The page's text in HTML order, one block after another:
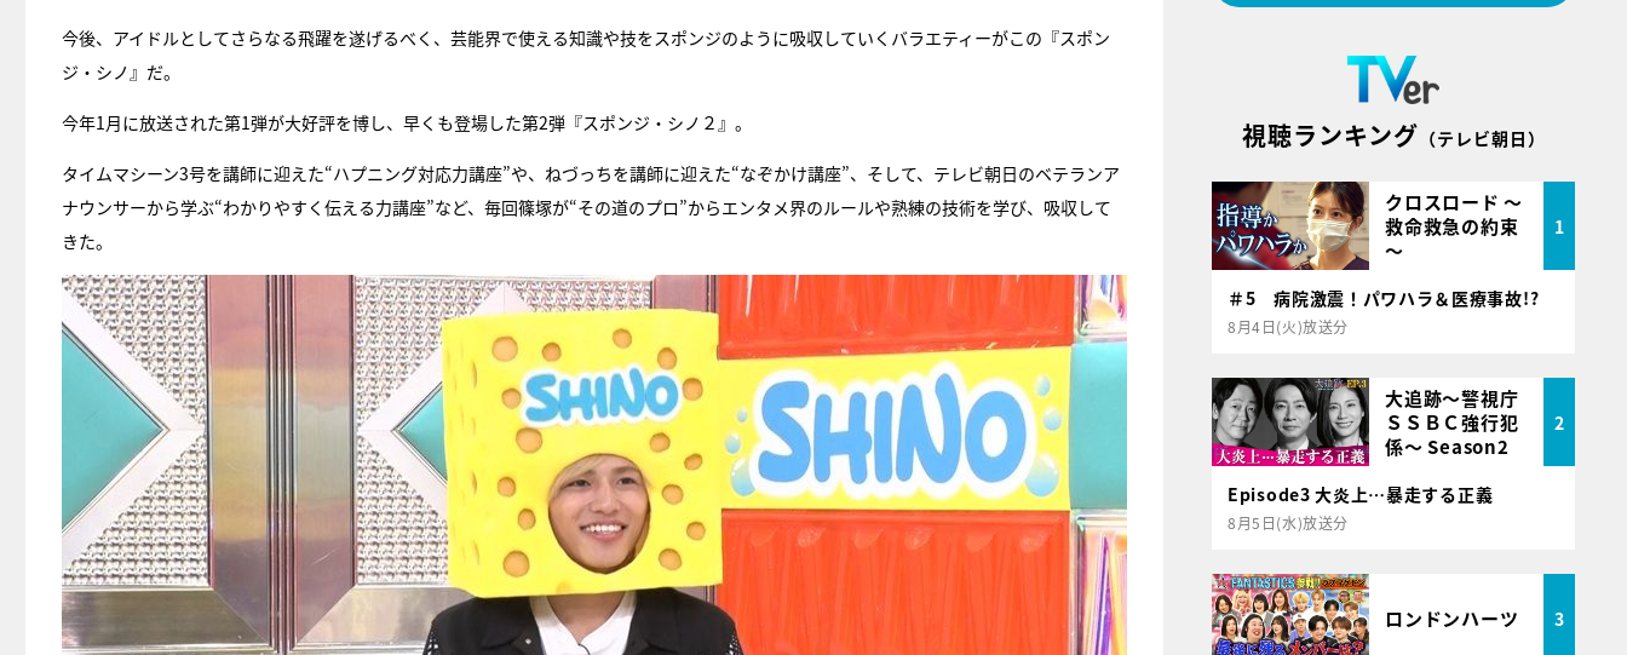
今後、アイドルとしてさらなる飛躍を遂げるべく、芸能界で使える知識や技をスポンジのように吸収していくバラエティーがこの『スポン
ジ・シノ』だ。
今年1月に放送された第1弾が大好評を博し、早くも登場した第2弾『スポンジ・シノ２』。
タイムマシーン3号を講師に迎えた“ハプニング対応力講座”や、ねづっちを講師に迎えた“なぞかけ講座”、そして、テレビ朝日のベテランア
ナウンサーから学ぶ“わかりやすく伝える力講座”など、毎回篠塚が“その道のプロ”からエンタメ界のルールや熟練の技術を学び、吸収して
きた。
視聴ランキング （テレビ朝日）
クロスロード ～
救命救急の約束
～
1
＃5 病院激震！パワハラ＆医療事故!?
8月4日(火)放送分
大追跡～警視庁
ＳＳＢＣ強行犯
係～ Season2
2
Episode3 大炎上…暴走する正義
8月5日(水)放送分
ロンドンハーツ 3